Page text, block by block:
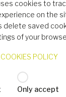
cookies to
on the
delete saved
of your
POLICY
Only accept